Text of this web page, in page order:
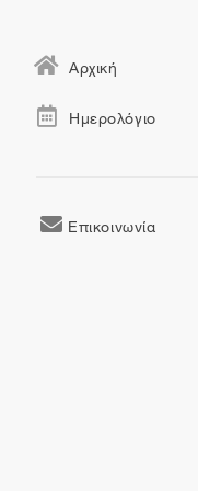
Αρχική
Ημερολόγιο
Επικοινωνία